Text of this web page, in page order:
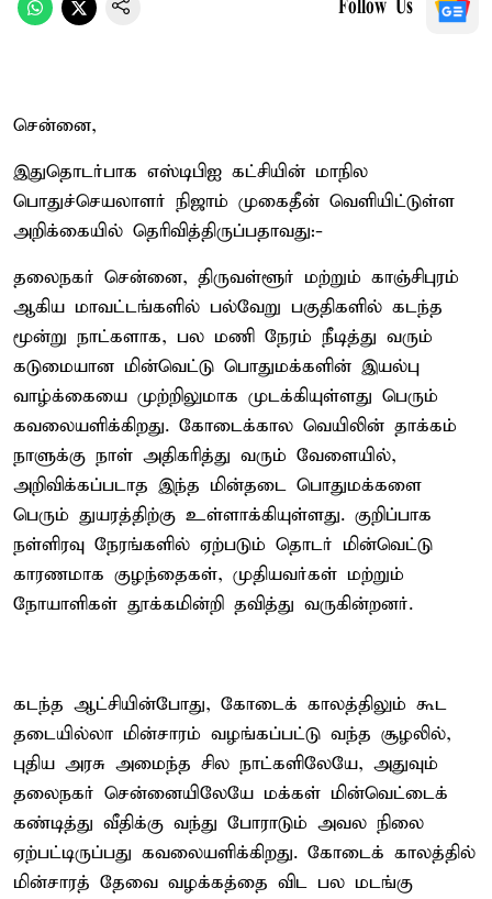
Follow Us
சென்னை,
இதுதொடர்பாக எஸ்டிபிஐ கட்சியின் மாநில
பொதுச்செயலாளர் நிஜாம் முகைதீன் வெளியிட்டுள்ள
அறிக்கையில் தெரிவித்திருப்பதாவது:-
தலைநகர் சென்னை, திருவள்ளூர் மற்றும் காஞ்சிபுரம்
ஆகிய மாவட்டங்களில் பல்வேறு பகுதிகளில் கடந்த
மூன்று நாட்களாக, பல மணி நேரம் நீடித்து வரும்
கடுமையான மின்வெட்டு பொதுமக்களின் இயல்பு
வாழ்க்கையை முற்றிலுமாக முடக்கியுள்ளது பெரும்
கவலையளிக்கிறது. கோடைக்கால வெயிலின் தாக்கம்
நாளுக்கு நாள் அதிகரித்து வரும் வேளையில்,
அறிவிக்கப்படாத இந்த மின்தடை பொதுமக்களை
பெரும் துயரத்திற்கு உள்ளாக்கியுள்ளது. குறிப்பாக
நள்ளிரவு நேரங்களில் ஏற்படும் தொடர் மின்வெட்டு
காரணமாக குழந்தைகள், முதியவர்கள் மற்றும்
நோயாளிகள் தூக்கமின்றி தவித்து வருகின்றனர்.
கடந்த ஆட்சியின்போது, கோடைக் காலத்திலும் கூட
தடையில்லா மின்சாரம் வழங்கப்பட்டு வந்த சூழலில்,
புதிய அரசு அமைந்த சில நாட்களிலேயே, அதுவும்
தலைநகர் சென்னையிலேயே மக்கள் மின்வெட்டைக்
கண்டித்து வீதிக்கு வந்து போராடும் அவல நிலை
ஏற்பட்டிருப்பது கவலையளிக்கிறது. கோடைக் காலத்தில்
மின்சாரத் தேவை வழக்கத்தை விட பல மடங்கு